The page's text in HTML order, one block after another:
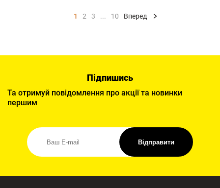
1 2 3 ... 10 Вперед
Підпишись
Та отримуй повідомлення про акції та новинки
першим
Відправити